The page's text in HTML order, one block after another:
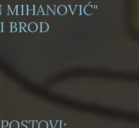
MIHANOVIĆ"
BROD